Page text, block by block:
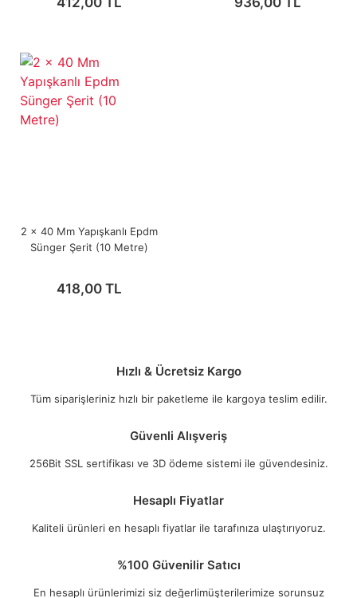
2 x 40 Mm Yapışkanlı Epdm
Sünger Şerit (10 Metre)
418,00 TL
Hızlı & Ücretsiz Kargo
Tüm siparişleriniz hızlı bir paketleme ile kargoya teslim edilir.
Güvenli Alışveriş
256Bit SSL sertifikası ve 3D ödeme sistemi ile güvendesiniz.
Hesaplı Fiyatlar
Kaliteli ürünleri en hesaplı fiyatlar ile tarafınıza ulaştırıyoruz.
%100 Güvenilir Satıcı
En hesaplı ürünlerimizi siz değerlimüşterilerimize sorunsuz